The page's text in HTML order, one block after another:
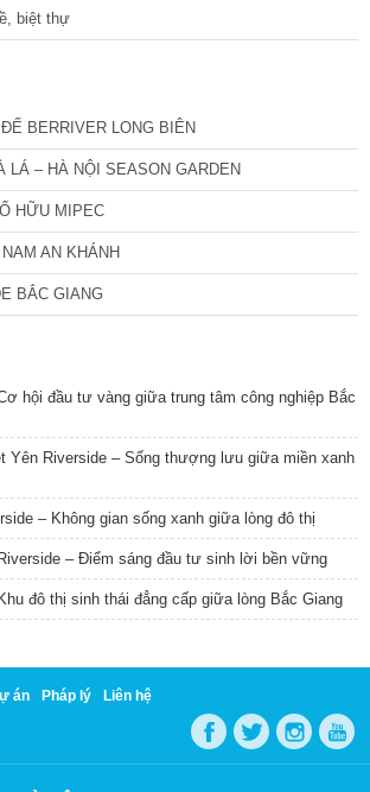
biệt thự
BERRIVER LONG BIÊN
LÁ – HÀ NỘI SEASON GARDEN
HỮU MIPEC
AN KHÁNH
BẮC GIANG
hội đầu tư vàng giữa trung tâm công nghiệp Bắc
Yên Riverside – Sống thượng lưu giữa miền xanh
– Không gian sống xanh giữa lòng đô thị
– Điểm sáng đầu tư sinh lời bền vững
đô thị sinh thái đẳng cấp giữa lòng Bắc Giang
án Pháp lý Liên hệ